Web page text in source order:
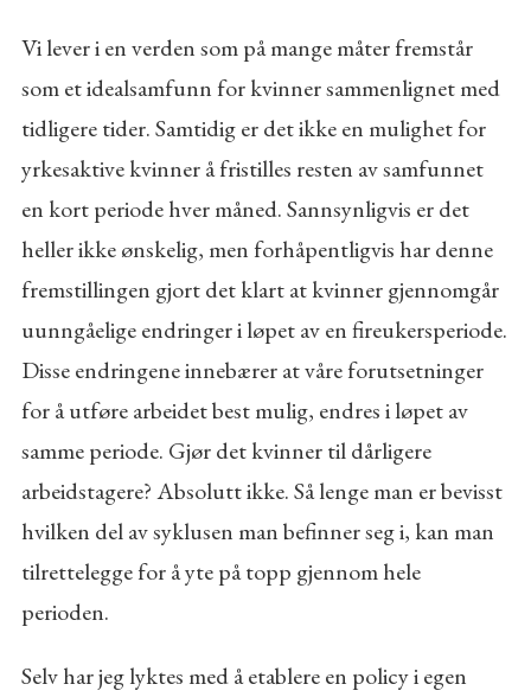
Vi lever i en verden som på mange måter fremstår
som et idealsamfunn for kvinner sammenlignet med
tidligere tider. Samtidig er det ikke en mulighet for
yrkesaktive kvinner å fristilles resten av samfunnet
en kort periode hver måned. Sannsynligvis er det
heller ikke ønskelig, men forhåpentligvis har denne
fremstillingen gjort det klart at kvinner gjennomgår
uunngåelige endringer i løpet av en fireukersperiode.
Disse endringene innebærer at våre forutsetninger
for å utføre arbeidet best mulig, endres i løpet av
samme periode. Gjør det kvinner til dårligere
arbeidstagere? Absolutt ikke. Så lenge man er bevisst
hvilken del av syklusen man befinner seg i, kan man
tilrettelegge for å yte på topp gjennom hele
perioden.
Selv har jeg lyktes med å etablere en policy i egen